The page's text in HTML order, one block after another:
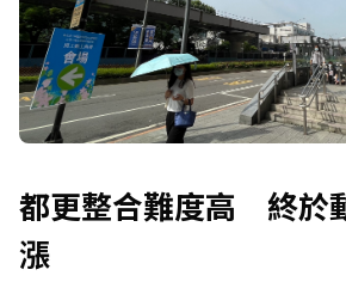
都更整合難度高 終於
漲